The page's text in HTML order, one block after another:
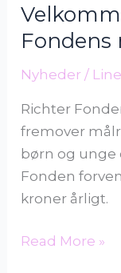
Fondens
Nyheder /
Richter
fremover
børn og unge
Fonden
kroner årligt.
Fondens
nye
Read More »